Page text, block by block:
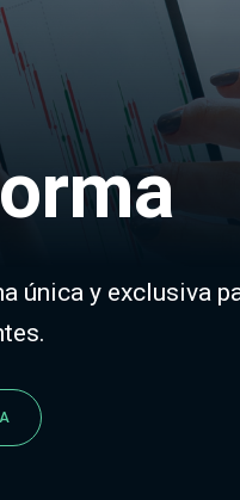
única y exclusiva